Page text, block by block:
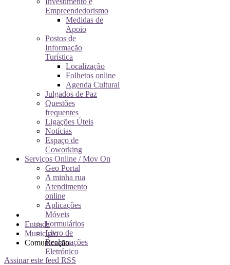
Empreendedorismo
Medidas de
Apoio
Postos de
Informação
Turística
Localização
Folhetos online
Agenda Cultural
Julgados de Paz
Questões
frequentes
Ligações Úteis
Notícias
Espaço de
Coworking
Serviços Online / Mov On
Geo Portal
A minha rua
Atendimento
online
Aplicações
Móveis
Formulários
Livro de
Reclamações
Eletrónico
Entrada
Município
Comunicação
Assinar este feed RSS